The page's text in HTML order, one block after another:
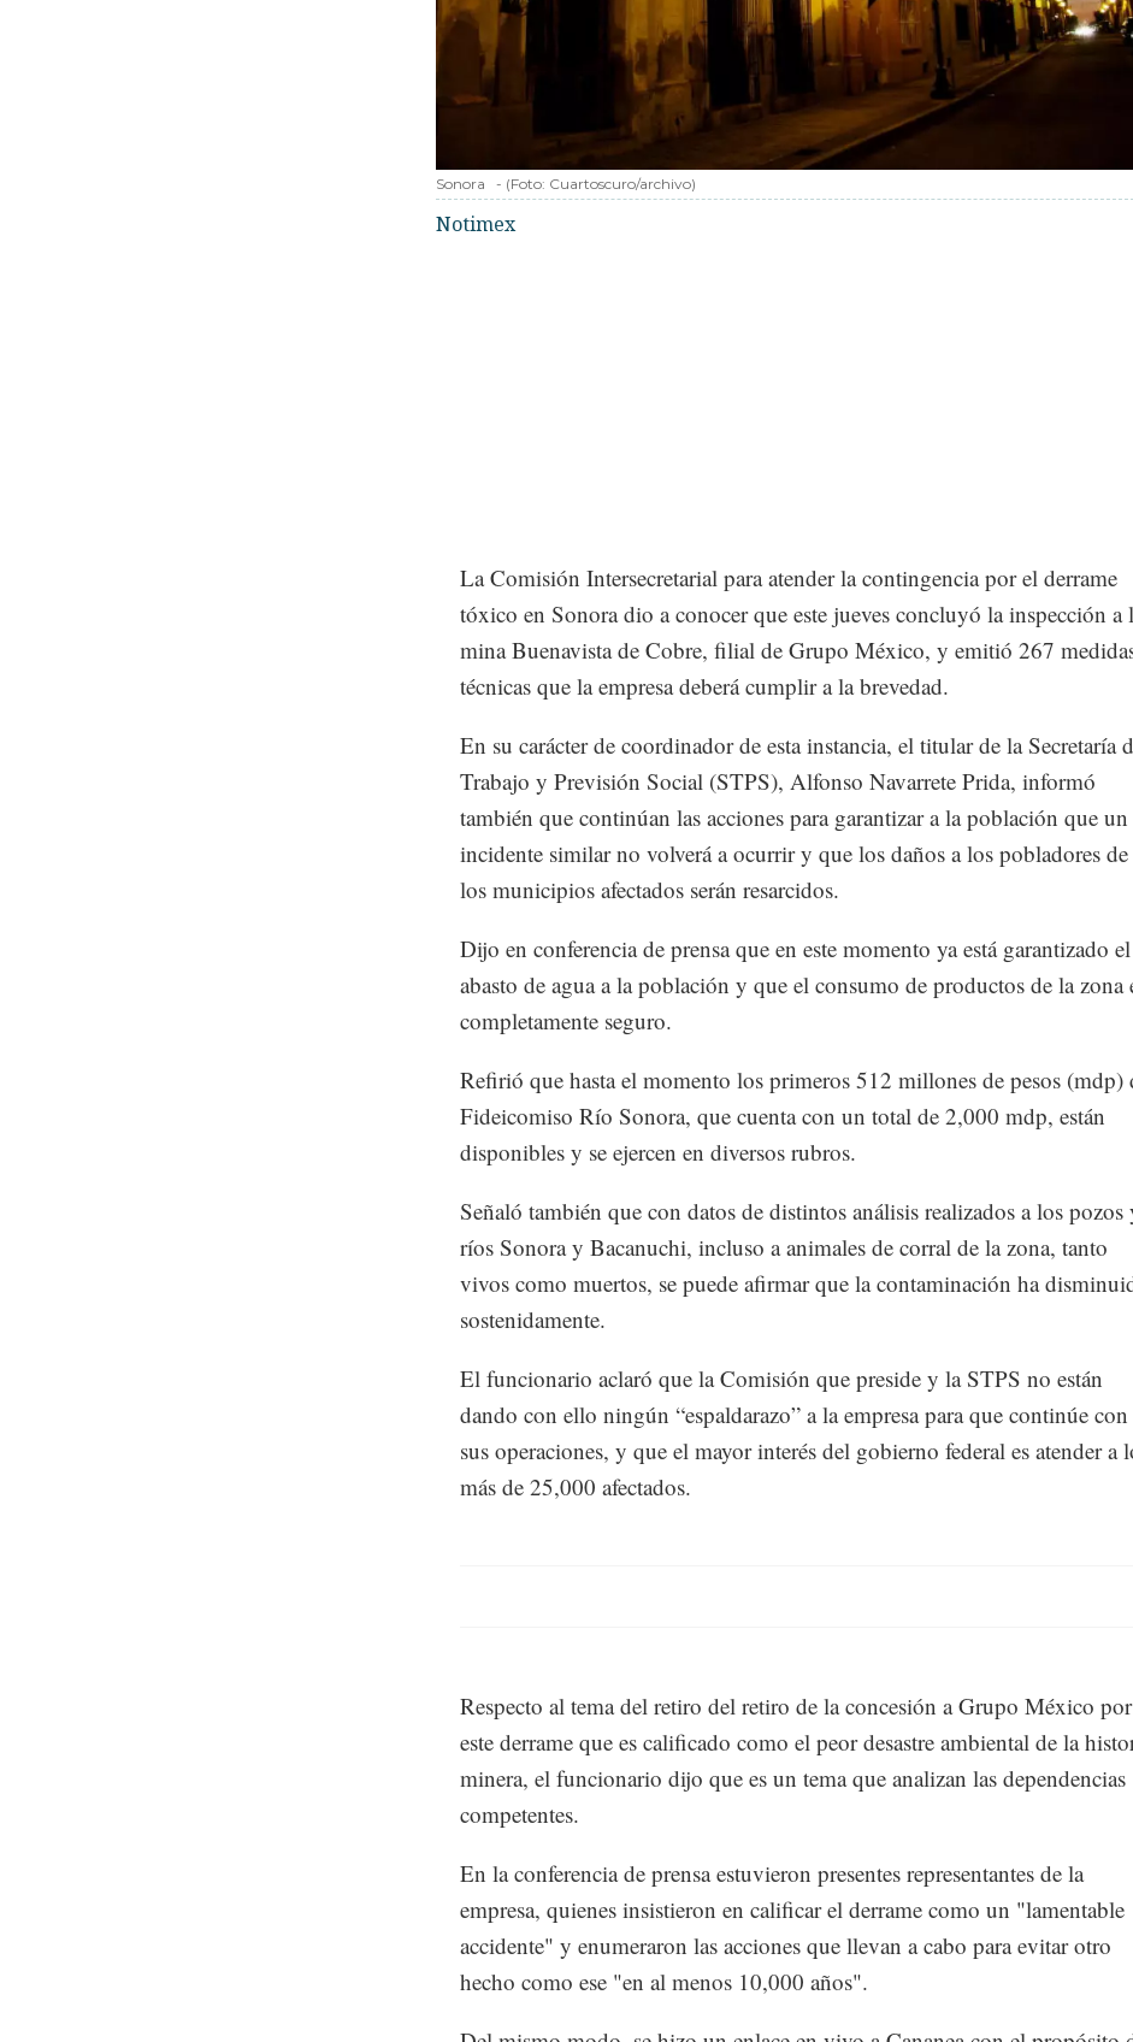
Sonora - (Foto: Cuartoscuro/archivo)
Notimex
La Comisión Intersecretarial para atender la contingencia por el derrame
tóxico en Sonora dio a conocer que este jueves concluyó la inspección a
mina Buenavista de Cobre, filial de Grupo México, y emitió 267
técnicas que la empresa deberá cumplir a la brevedad.
En su carácter de coordinador de esta instancia, el titular de la Secretaría
Trabajo y Previsión Social (STPS), Alfonso Navarrete Prida, informó
también que continúan las acciones para garantizar a la población que un
incidente similar no volverá a ocurrir y que los daños a los pobladores de
los municipios afectados serán resarcidos.
Dijo en conferencia de prensa que en este momento ya está garantizado el
abasto de agua a la población y que el consumo de productos de la zona
completamente seguro.
Refirió que hasta el momento los primeros 512 millones de pesos (mdp)
Fideicomiso Río Sonora, que cuenta con un total de 2,000 mdp, están
disponibles y se ejercen en diversos rubros.
Señaló también que con datos de distintos análisis realizados a los pozos
ríos Sonora y Bacanuchi, incluso a animales de corral de la zona, tanto
vivos como muertos, se puede afirmar que la contaminación ha
sostenidamente.
El funcionario aclaró que la Comisión que preside y la STPS no están
dando con ello ningún “espaldarazo” a la empresa para que continúe con
sus operaciones, y que el mayor interés del gobierno federal es atender a
más de 25,000 afectados.
Respecto al tema del retiro del retiro de la concesión a Grupo México por
este derrame que es calificado como el peor desastre ambiental de la
minera, el funcionario dijo que es un tema que analizan las dependencias
competentes.
En la conferencia de prensa estuvieron presentes representantes de la
empresa, quienes insistieron en calificar el derrame como un "lamentable
accidente" y enumeraron las acciones que llevan a cabo para evitar otro
hecho como ese "en al menos 10,000 años".